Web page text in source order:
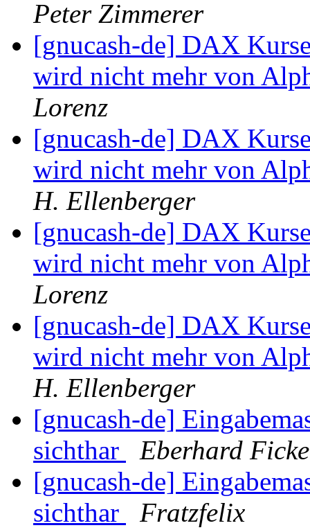
Peter Zimmerer
[gnucash-de] DAX
wird nicht mehr von
Lorenz
[gnucash-de] DAX
wird nicht mehr von
H. Ellenberger
[gnucash-de] DAX
wird nicht mehr von
Lorenz
[gnucash-de] DAX
wird nicht mehr von
H. Ellenberger
[gnucash-de]
sichthar
Eberhard
[gnucash-de]
sichthar
Fratzfelix